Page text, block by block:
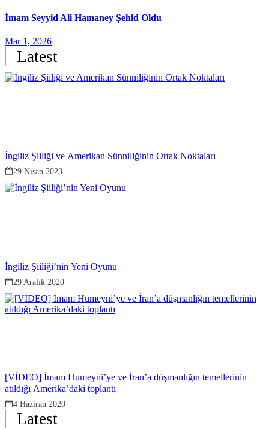
İmam Seyyid Ali Hamaney Şehid Oldu
Mar 1, 2026
Latest
İngiliz Şiiliği ve Amerikan Sünniliğinin Ortak Noktaları
29 Nisan 2023
İngiliz Şiiliği’nin Yeni Oyunu
29 Aralık 2020
[VİDEO] İmam Humeyni’ye ve İran’a düşmanlığın temellerinin
atıldığı Amerika’daki toplantı
4 Haziran 2020
Latest